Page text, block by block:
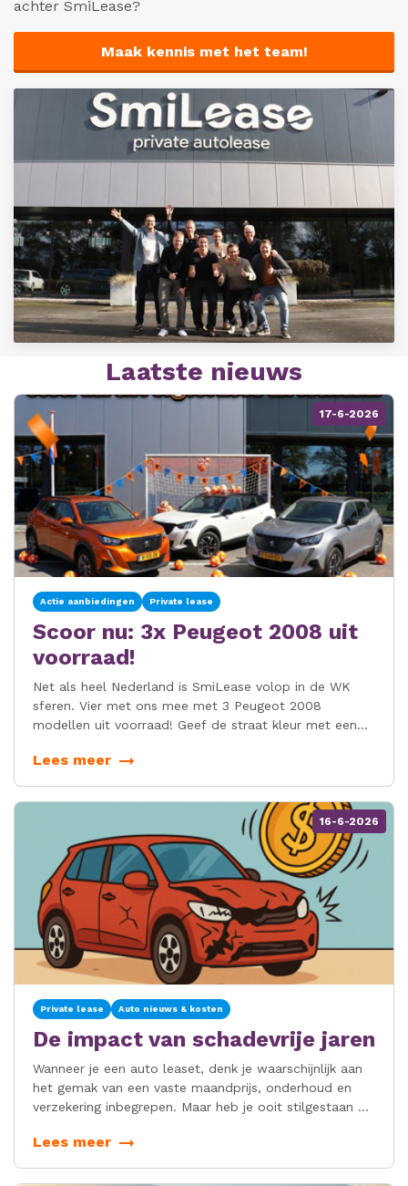
achter SmiLease?
Maak kennis met het team!
Laatste nieuws
17-6-2026
Actie aanbiedingen Private lease
Scoor nu: 3x Peugeot 2008 uit
voorraad!
Net als heel Nederland is SmiLease volop in de WK
sferen. Vier met ons mee met 3 Peugeot 2008
modellen uit voorraad! Geef de straat kleur met een
elektrische GT-Line uitvoering!
Lees meer
16-6-2026
Private lease Auto nieuws & kosten
De impact van schadevrije jaren
Wanneer je een auto leaset, denk je waarschijnlijk aan
het gemak van een vaste maandprijs, onderhoud en
verzekering inbegrepen. Maar heb je ooit stilgestaan bij
leaseperiode?
Lees meer